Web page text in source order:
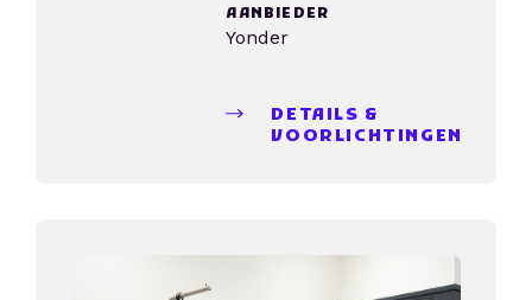
AANBIEDER
Yonder
DETAILS &
VOORLICHTINGEN